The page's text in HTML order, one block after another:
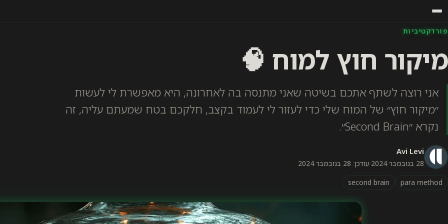
פורדקטיביות
מיקור חוץ למוח 🧠
אני רוצה לשתף אתכם בשיטה שאני מתנסה בה לאחרונה, היא מאפשרת לי לעשות
״מיקור חוץ״ של המוח שלי כדי לעזור לי לעמוד בקצב, חלקכם בטח שמעתם עליה, זה
נקרא ״Second Brain״.
Avi Levi
28 בנובמבר 2024 ·עודכן: 28 בנובמבר 2024
para method
second brain